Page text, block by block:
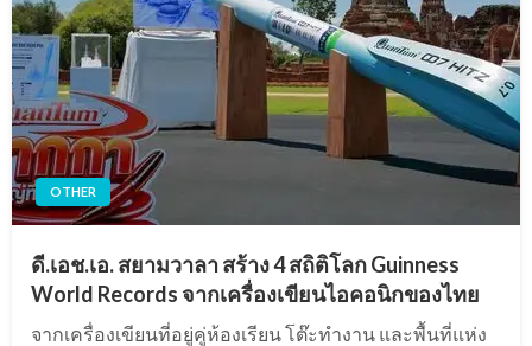
OTHER
ดี.เอช.เอ. สยามวาลา สร้าง 4 สถิติโลก Guinness
World Records จากเครื่องเขียนไอคอนิกของไทย
จากเครื่องเขียนที่อยู่คู่ห้องเรียน โต๊ะทำงาน และพื้นที่แห่ง